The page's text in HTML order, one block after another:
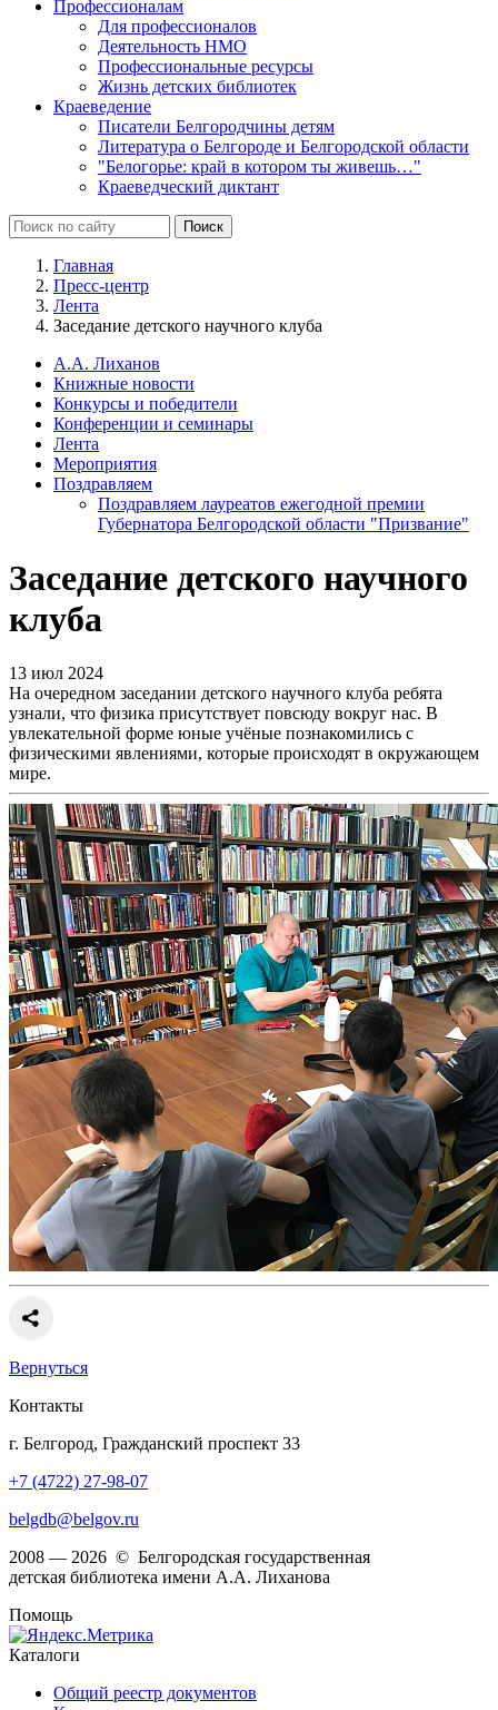
Профессионалам
Для профессионалов
Деятельность НМО
Профессиональные ресурсы
Жизнь детских библиотек
Краеведение
Писатели Белгородчины детям
Литература о Белгороде и Белгородской области
"Белогорье: край в котором ты живешь…"
Краеведческий диктант
Главная
Пресс-центр
Лента
Заседание детского научного клуба
А.А. Лиханов
Книжные новости
Конкурсы и победители
Конференции и семинары
Лента
Мероприятия
Поздравляем
Поздравляем лауреатов ежегодной премии
Губернатора Белгородской области "Призвание"
Заседание детского научного
клуба
13 июл 2024
На очередном заседании детского научного клуба ребята
узнали, что физика присутствует повсюду вокруг нас. В
увлекательной форме юные учёные познакомились с
физическими явлениями, которые происходят в окружающем
мире.
Вернуться
Контакты
г. Белгород, Гражданский проспект 33
+7 (4722) 27-98-07
belgdb@belgov.ru
2008 — 2026 © Белгородская государственная
детская библиотека имени А.А. Лиханова
Помощь
Каталоги
Общий реестр документов